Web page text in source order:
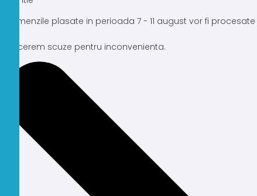
Comenzile plasate in perioada 7 - 11 august vor fi
Ne cerem scuze pentru inconvenienta.